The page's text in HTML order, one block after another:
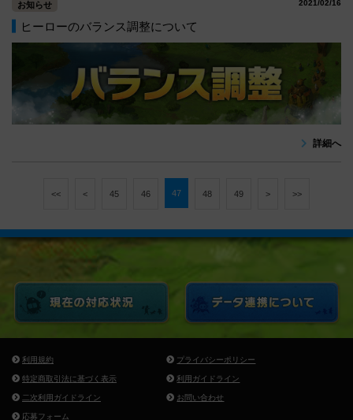
お知らせ
ヒーローのバランス調整について
詳細へ
<< < 45 46 47 48 49 > >>
利用規約
プライバシーポリシー
特定商取引法に基づく表示
利用ガイドライン
二次利用ガイドライン
お問い合わせ
応募フォーム